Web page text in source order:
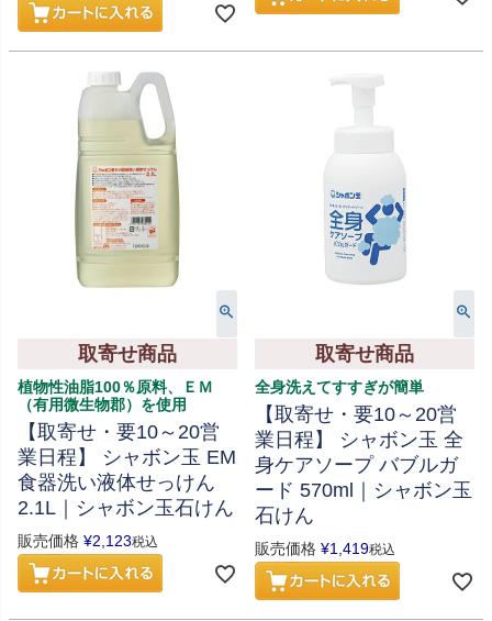
取寄せ商品
植物性油脂100％原料、ＥＭ
（有用微生物郡）を使用
【取寄せ・要10～20営
業日程】 シャボン玉 EM
食器洗い液体せっけん
2.1L｜シャボン玉石けん
販売価格 ¥2,123税込
取寄せ商品
全身洗えてすすぎが簡単
【取寄せ・要10～20営
業日程】 シャボン玉 全
身ケアソープ バブルガ
ード 570ml｜シャボン玉
石けん
販売価格 ¥1,419税込